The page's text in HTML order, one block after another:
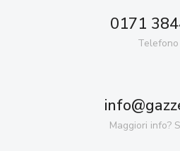
0171
Telefono
Maggiori info?